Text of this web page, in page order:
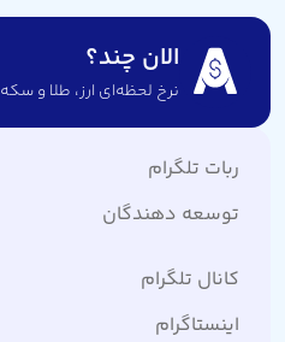
الان چند؟
نرخ لحظه‌ای ارز،‌ طلا و سکه
ربات تلگرام
توسعه دهندگان
کانال تلگرام
اینستاگرام